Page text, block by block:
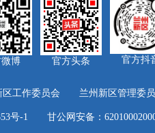
博 官方头条 官方抖
区工作委员会 兰州新区管理委
号-1 甘公网安备：